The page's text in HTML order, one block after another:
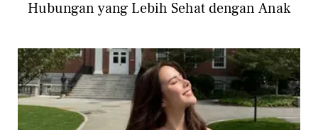
Hubungan yang Lebih Sehat dengan Anak